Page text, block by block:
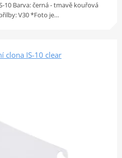
10 Barva: černá - tmavě kouřová
V30 *Foto je…
clona IS-10 clear